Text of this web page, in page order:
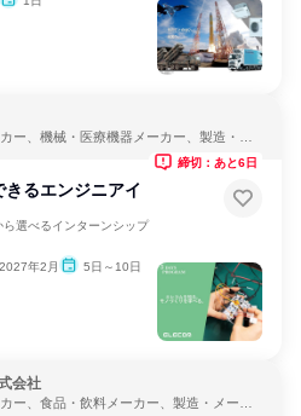
ー、機械・医療機器メーカー、製造・メ
るエンジニアイ
選べるインターンシップ
年2月 5日～10日
締切：あと6日
会社
ー、食品・飲料メーカー、製造・メーカ